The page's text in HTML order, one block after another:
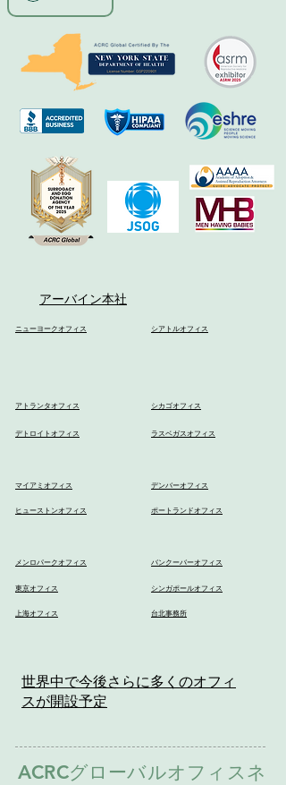
アーバイン本社
ニューヨークオフィス シアトルオフィス
アトランタオフィス
デトロイトオフィス
マイアミオフィス
ヒューストンオフィス
メンロパークオフィス
東京オフィス
上海オフィス
シカゴオフィス
ラスベガスオフィス
デンバーオフィス
ポートランドオフィス
バンクーバーオフィス
シンガポールオフィス
台北事務所
世界中で今後さらに多くのオフィ
スが開設予定
ACRCグローバルオフィスネ